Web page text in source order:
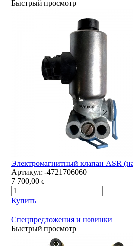
Быстрый просмотр
Электромагнитный клапан ASR
Артикул: -4721706060
7 700,00 c
Купить
Спецпредложения и новинки
Быстрый просмотр